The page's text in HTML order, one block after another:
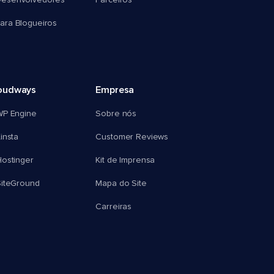
Blogueiros
Engine
Empresa
Sobre nós
Customer Reviews
Kit de Imprensa
Mapa do Site
Carreiras